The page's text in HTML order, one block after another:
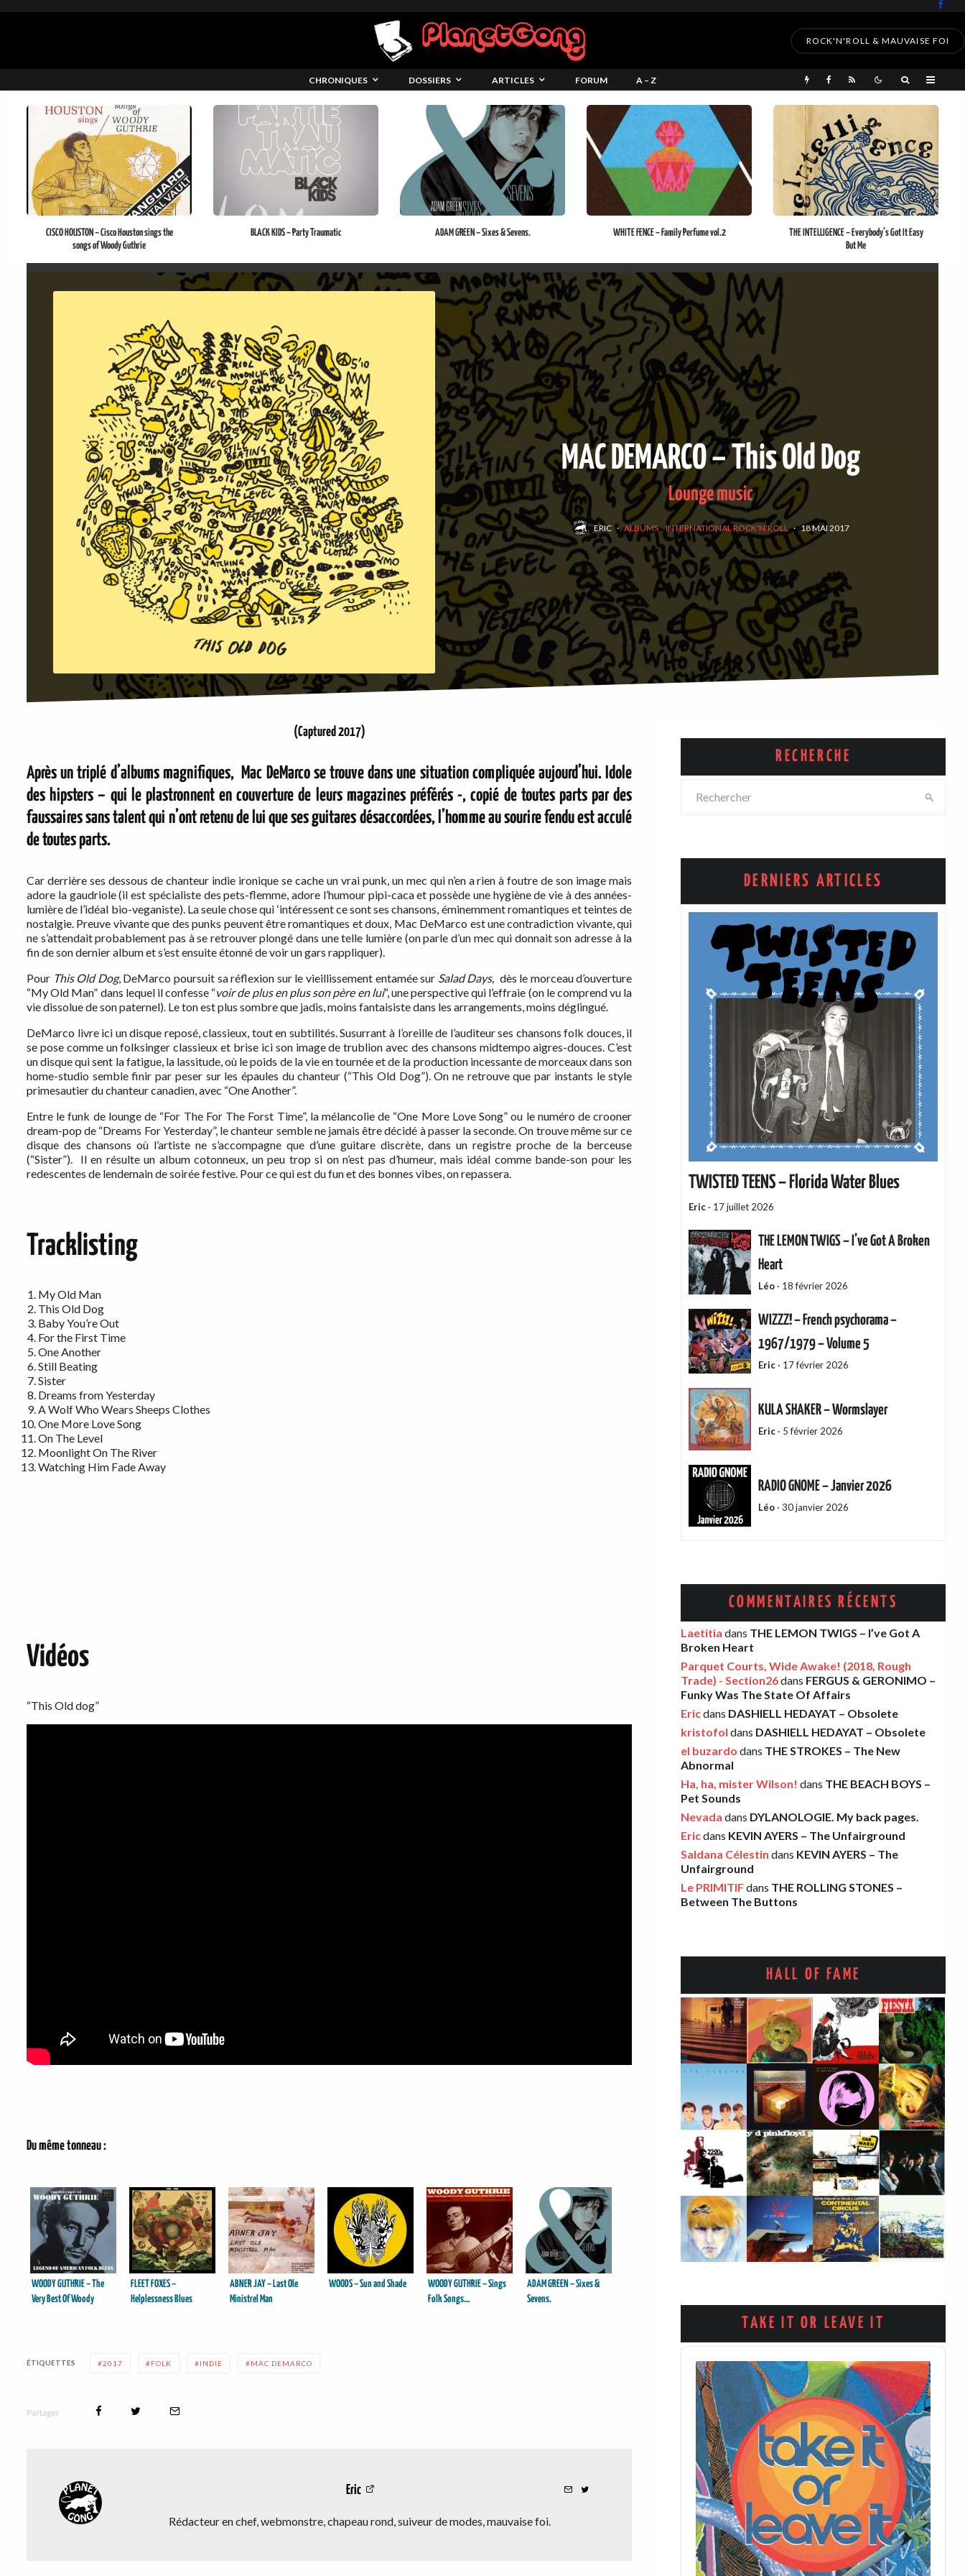
ROCK'N'ROLL & MAUVAISE FOI
CHRONIQUES DOSSIERS ARTICLES FORUM A – Z
CISCO HOUSTON – Cisco Houston sings the
songs of Woody Guthrie
BLACK KIDS – Party Traumatic ADAM GREEN – Sixes & Sevens. WHITE FENCE – Family Perfume vol.2
THE INTELLIGENCE – Everybody’s Got It Easy
But Me
MAC DEMARCO – This Old Dog
Lounge music
ERIC · ALBUMS INTERNATIONAL ROCK'N'ROLL · 18 MAI 2017
(Captured 2017)
Après un triplé d’albums magnifiques, Mac DeMarco se trouve dans une situation compliquée aujourd’hui. Idole
des hipsters – qui le plastronnent en couverture de leurs magazines préférés -, copié de toutes parts par des
faussaires sans talent qui n’ont retenu de lui que ses guitares désaccordées, l’homme au sourire fendu est acculé
de toutes parts.
Car derrière ses dessous de chanteur indie ironique se cache un vrai punk, un mec qui n’en a rien à foutre de son image mais
adore la gaudriole (il est spécialiste des pets-flemme, adore l’humour pipi-caca et possède une hygiène de vie à des années-
lumière de l’idéal bio-veganiste). La seule chose qui ‘intéressent ce sont ses chansons, éminemment romantiques et teintes de
nostalgie. Preuve vivante que des punks peuvent être romantiques et doux, Mac DeMarco est une contradiction vivante, qui
ne s’attendait probablement pas à se retrouver plongé dans une telle lumière (on parle d’un mec qui donnait son adresse à la
fin de son dernier album et s’est ensuite étonné de voir un gars rappliquer).
Pour This Old Dog, DeMarco poursuit sa réflexion sur le vieillissement entamée sur Salad Days, dès le morceau d’ouverture
“My Old Man” dans lequel il confesse “voir de plus en plus son père en lui“, une perspective qui l’effraie (on le comprend vu la
vie dissolue de son paternel). Le ton est plus sombre que jadis, moins fantaisiste dans les arrangements, moins déglingué.
DeMarco livre ici un disque reposé, classieux, tout en subtilités. Susurrant à l’oreille de l’auditeur ses chansons folk douces, il
se pose comme un folksinger classieux et brise ici son image de trublion avec des chansons midtempo aigres-douces. C’est
un disque qui sent la fatigue, la lassitude, où le poids de la vie en tournée et de la production incessante de morceaux dans son
home-studio semble finir par peser sur les épaules du chanteur (“This Old Dog”). On ne retrouve que par instants le style
primesautier du chanteur canadien, avec “One Another”.
Entre le funk de lounge de “For The For The Forst Time”, la mélancolie de “One More Love Song” ou le numéro de crooner
dream-pop de “Dreams For Yesterday”, le chanteur semble ne jamais être décidé à passer la seconde. On trouve même sur ce
disque des chansons où l’artiste ne s’accompagne que d’une guitare discrète, dans un registre proche de la berceuse
(“Sister”). Il en résulte un album cotonneux, un peu trop si on n’est pas d’humeur, mais idéal comme bande-son pour les
redescentes de lendemain de soirée festive. Pour ce qui est du fun et des bonnes vibes, on repassera.
Tracklisting
My Old Man
This Old Dog
Baby You’re Out
For the First Time
One Another
Still Beating
Sister
Dreams from Yesterday
A Wolf Who Wears Sheeps Clothes
One More Love Song
On The Level
Moonlight On The River
Watching Him Fade Away
Vidéos
“This Old dog”
Du même tonneau :
WOODY GUTHRIE – The
Very Best Of Woody
FLEET FOXES –
Helplessness Blues
ABNER JAY – Last Ole
Ministrel Man
WOODS – Sun and Shade
WOODY GUTHRIE – Sings
Folk Songs…
ADAM GREEN – Sixes &
Sevens.
ÉTIQUETTES 2017 FOLK INDIE MAC DEMARCO
Partager
Eric
Rédacteur en chef, webmonstre, chapeau rond, suiveur de modes, mauvaise foi.
RECHERCHE
DERNIERS ARTICLES
TWISTED TEENS – Florida Water Blues
Eric · 17 juillet 2026
THE LEMON TWIGS – I’ve Got A Broken
Heart
Léo· 18 février 2026
WIZZZ! – French psychorama –
1967/1979 – Volume 5
Eric· 17 février 2026
KULA SHAKER – Wormslayer
Eric· 5 février 2026
RADIO GNOME – Janvier 2026
Léo· 30 janvier 2026
Eric·13 décembre 2025
AMELIA COBURN – Between The Moon
Léo · 9 décembre 2025
THE LEMON TWIGS – Go To School
Léo· 5 novembre 2025
Eric·2 novembre 2025
Léo · 29 octobre 2025
COMMENTAIRES RÉCENTS
Laetitia dans THE LEMON TWIGS – I’ve Got A
Broken Heart
Parquet Courts, Wide Awake! (2018, Rough
Trade) - Section26dans FERGUS & GERONIMO –
Funky Was The State Of Affairs
Ericdans DASHIELL HEDAYAT – Obsolete
kristofol dans DASHIELL HEDAYAT – Obsolete
el buzardo dans THE STROKES – The New
Abnormal
Ha, ha, mister Wilson! dans THE BEACH BOYS –
Pet Sounds
Nevada dans DYLANOLOGIE. My back pages.
Ericdans KEVIN AYERS – The Unfairground
Saldana Célestin dans KEVIN AYERS – The
Unfairground
Le PRIMITIFdans THE ROLLING STONES –
Between The Buttons
HALL OF FAME
TAKE IT OR LEAVE IT
Audio
Player